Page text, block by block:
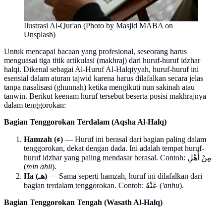
Ilustrasi Al-Qur'an (Photo by Masjid MABA on
Unsplash)
Untuk mencapai bacaan yang profesional, seseorang harus
menguasai tiga titik artikulasi (makhraj) dari huruf-huruf idzhar
halqi. Dikenal sebagai Al-Huruf Al-Halqiyyah, huruf-huruf ini
esensial dalam aturan tajwid karena harus dilafalkan secara jelas
tanpa nasalisasi (ghunnah) ketika mengikuti nun sakinah atau
tanwin. Berikut keenam huruf tersebut beserta posisi makhrajnya
dalam tenggorokan:
Bagian Tenggorokan Terdalam (Aqsha Al-Halq)
Hamzah (ء) — Huruf ini berasal dari bagian paling dalam
tenggorokan, dekat dengan dada. Ini adalah tempat huruf-
huruf idzhar yang paling mendasar berasal. Contoh: مِنْ أَهْلِ
(min ahli).
Ha (هـ) — Sama seperti hamzah, huruf ini dilafalkan dari
bagian terdalam tenggorokan. Contoh: عَنْهُ ('anhu).
Bagian Tenggorokan Tengah (Wasath Al-Halq)